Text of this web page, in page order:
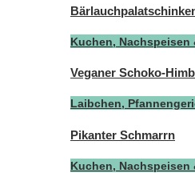
Kuchen, Nachspeisen
Veganer Schoko-
Laibchen,
Pikanter Schmarrn
Kuchen, Nachspeisen